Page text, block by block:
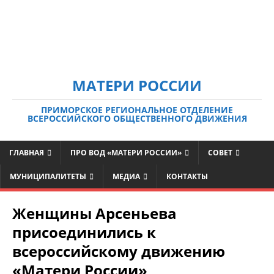
МАТЕРИ РОССИИ
ПРИМОРСКОЕ РЕГИОНАЛЬНОЕ ОТДЕЛЕНИЕ
ВСЕРОССИЙСКОГО ОБЩЕСТВЕННОГО ДВИЖЕНИЯ
ГЛАВНАЯ ПРО ВОД «МАТЕРИ РОССИИ» СОВЕТ
МУНИЦИПАЛИТЕТЫ МЕДИА КОНТАКТЫ
Женщины Арсеньева
присоединились к
всероссийскому движению